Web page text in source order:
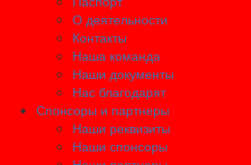
О деятельности
Контакты
Наша команда
Наши документы
Нас благодарят
Спонсоры и партнеры
Наши реквизиты
Наши спонсоры